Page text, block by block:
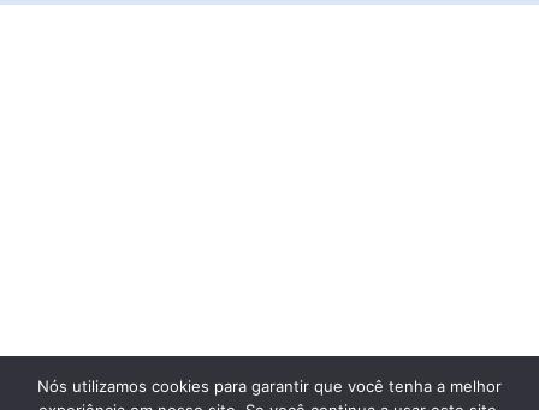
Nós utilizamos cookies para garantir que você tenha a melhor